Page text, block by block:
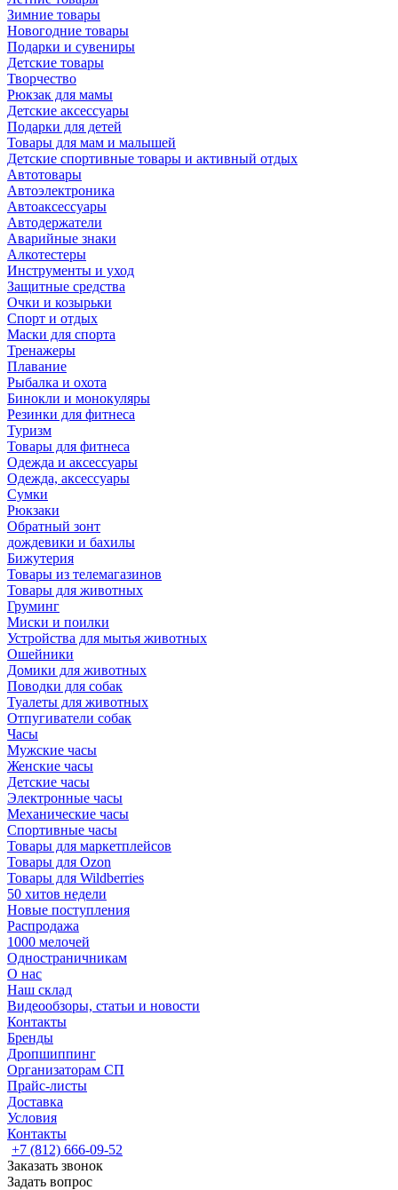
Зимние товары
Новогодние товары
Подарки и сувениры
Детские товары
Творчество
Рюкзак для мамы
Детские аксессуары
Подарки для детей
Товары для мам и малышей
Детские спортивные товары и активный отдых
Автотовары
Автоэлектроника
Автоаксессуары
Автодержатели
Аварийные знаки
Алкотестеры
Инструменты и уход
Защитные средства
Очки и козырьки
Спорт и отдых
Маски для спорта
Тренажеры
Плавание
Рыбалка и охота
Бинокли и монокуляры
Резинки для фитнеса
Туризм
Товары для фитнеса
Одежда и аксессуары
Одежда, аксессуары
Сумки
Рюкзаки
Обратный зонт
дождевики и бахилы
Бижутерия
Товары из телемагазинов
Товары для животных
Груминг
Миски и поилки
Устройства для мытья животных
Ошейники
Домики для животных
Поводки для собак
Туалеты для животных
Отпугиватели собак
Часы
Мужские часы
Женские часы
Детские часы
Электронные часы
Механические часы
Спортивные часы
Товары для маркетплейсов
Товары для Ozon
Товары для Wildberries
50 хитов недели
Новые поступления
Распродажа
1000 мелочей
Одностраничникам
О нас
Наш склад
Видеообзоры, статьи и новости
Контакты
Бренды
Дропшиппинг
Организаторам СП
Прайс-листы
Доставка
Условия
Контакты
+7 (812) 666-09-52
Заказать звонок
Задать вопрос